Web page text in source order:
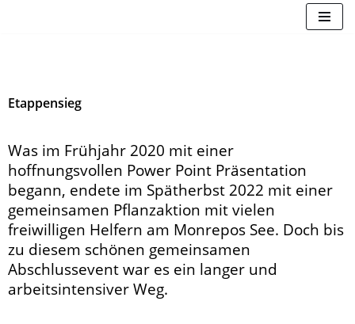
Etappensieg
Was im Frühjahr 2020 mit einer
hoffnungsvollen Power Point Präsentation
begann, endete im Spätherbst 2022 mit einer
gemeinsamen Pflanzaktion mit vielen
freiwilligen Helfern am Monrepos See. Doch bis
zu diesem schönen gemeinsamen
Abschlussevent war es ein langer und
arbeitsintensiver Weg.